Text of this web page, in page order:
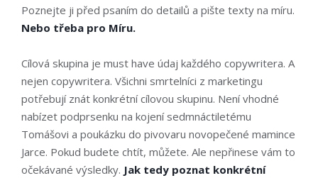
Poznejte ji před psaním do detailů a pište texty na míru.
Nebo třeba pro Míru.
Cílová skupina je must have údaj každého copywritera. A
nejen copywritera. Všichni smrtelníci z marketingu
potřebují znát konkrétní cílovou skupinu. Není vhodné
nabízet podprsenku na kojení sedmnáctiletému
Tomášovi a poukázku do pivovaru novopečené mamince
Jarce. Pokud budete chtít, můžete. Ale nepřinese vám to
očekávané výsledky. Jak tedy poznat konkrétní